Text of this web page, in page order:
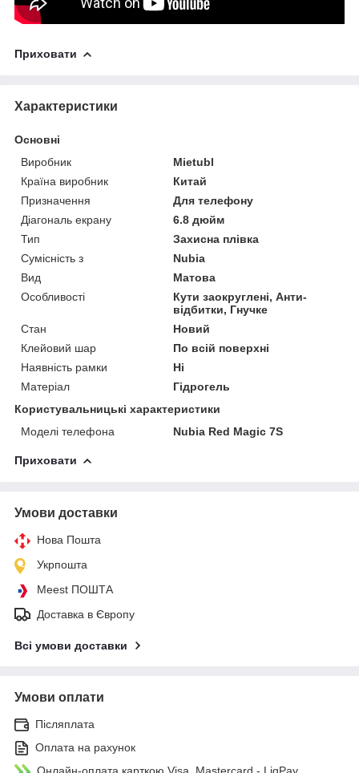
Приховати
Характеристики
Основні
Виробник
Mietubl
Країна виробник
Китай
Призначення
Для телефону
Діагональ екрану
6.8 дюйм
Тип
Захисна плівка
Сумісність з
Nubia
Вид
Матова
Особливості
Кути заокруглені, Анти-
відбитки, Гнучке
Стан
Новий
Клейовий шар
По всій поверхні
Наявність рамки
Ні
Матеріал
Гідрогель
Користувальницькі характеристики
Моделі телефона
Nubia Red Magic 7S
Приховати
Умови доставки
Нова Пошта
Укрпошта
Meest ПОШТА
Доставка в Європу
Всі умови доставки
Умови оплати
Післяплата
Оплата на рахунок
Онлайн-оплата карткою Visa, Mastercard - LiqPay